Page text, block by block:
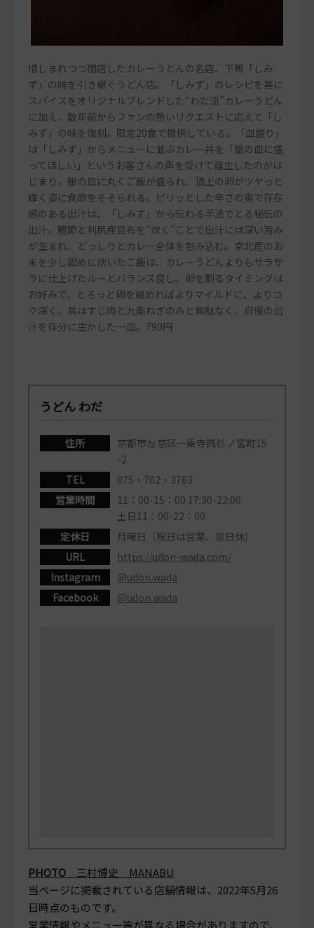
惜しまれつつ閉店したカレーうどんの名店、下鴨「しみ
ず」の味を引き継ぐうどん店。「しみず」のレシピを基に
スパイスをオリジナルブレンドした“わだ流”カレーうどん
に加え、数年前からファンの熱いリクエストに応えて「し
みず」の味を復刻。限定20食で提供している。「皿盛り」
は「しみず」からメニューに並ぶカレー丼を「銀の皿に盛
ってほしい」というお客さんの声を受けて誕生したのがは
じまり。銀の皿に丸くご飯が盛られ、頂上の卵がツヤっと
輝く姿に食欲をそそられる。ピリッとした辛さの奥で存在
感のある出汁は、「しみず」から伝わる手法でとる秘伝の
出汁。鰹節と利尻産昆布を“炊く”ことで出汁には深い旨み
が生まれ、どっしりとカレー全体を包み込む。京北産のお
米を少し固めに炊いたご飯は、カレーうどんよりもサラサ
ラに仕上げたルーとバランス良し。卵を割るタイミングは
お好みで。とろっと卵を絡めればよりマイルドに、よりコ
ク深く。具はすじ肉と九条ねぎのみと無駄なく、自慢の出
汁を存分に生かした一皿。790円
うどん わだ
住所
京都市左京区一乗寺西杉ノ宮町15
-2
TEL
075・702・3763
営業時間
11：00-15：00 17:30-22:00
土日11：00-22：00
定休日
月曜日（祝日は営業、翌日休）
URL
https://udon-wada.com/
Instagram
@udon.wada
Facebook
@udon.wada
PHOTO 三村博史 MANABU
当ページに掲載されている店舗情報は、 2022年5月26
日時点のものです。
営業情報やメニュー等が異なる場合がありますので、